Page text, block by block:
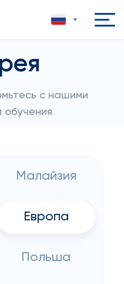
с нашими
обучения
Малайзия
Европа
Польша